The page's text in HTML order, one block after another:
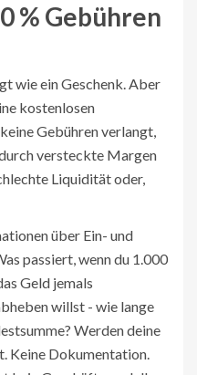
% Gebühren
wie ein Geschenk. Aber
kostenlosen
Gebühren verlangt,
versteckte Margen
Liquidität oder,
über Ein- und
passiert, wenn du 1.000
Geld jemals
willst - wie lange
Werden deine
Keine Dokumentation.